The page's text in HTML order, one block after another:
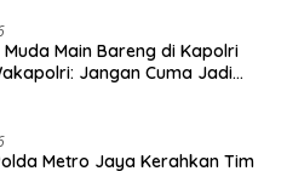
Muda Main Bareng di Kapolri
Jangan Cuma Jadi
Metro Jaya Kerahkan Tim